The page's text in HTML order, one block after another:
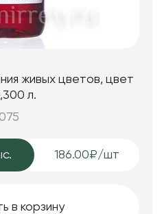
живых цветов, цвет
л.
186.00₽/шт
в корзину